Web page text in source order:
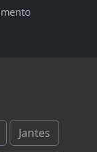
Jantes